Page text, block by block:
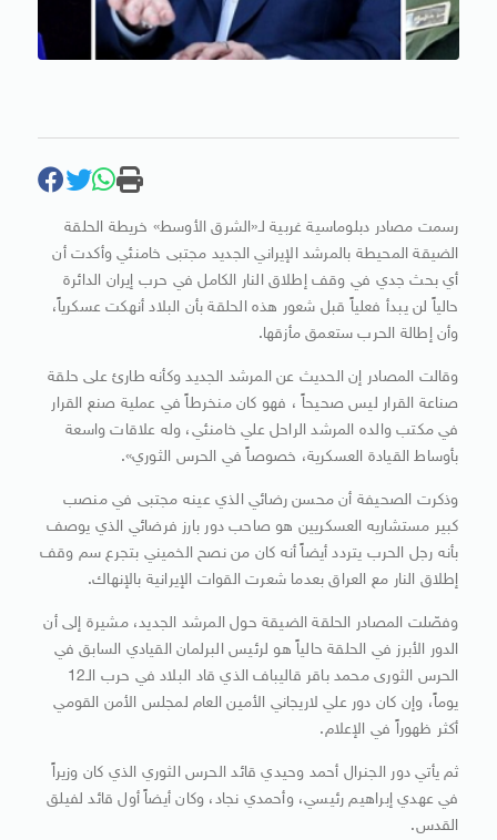
رسمت مصادر دبلوماسية غربية لـ«الشرق الأوسط» خريطة الحلقة
الضيقة المحيطة بالمرشد الإيراني الجديد مجتبى خامنئي وأكدت أن
أي بحث جدي في وقف إطلاق النار الكامل في حرب إيران الدائرة
حالياً لن يبدأ فعلياً قبل شعور هذه الحلقة بأن البلاد أنهكت عسكرياً،
وأن إطالة الحرب ستعمق مأزقها.
وقالت المصادر إن الحديث عن المرشد الجديد وكأنه طارئ على حلقة
صناعة القرار ليس صحيحاً ، فهو كان منخرطاً في عملية صنع القرار
في مكتب والده المرشد الراحل علي خامنئي، وله علاقات واسعة
بأوساط القيادة العسكرية، خصوصاً في الحرس الثوري».
وذكرت الصحيفة أن محسن رضائي الذي عينه مجتبى في منصب
كبير مستشاريه العسكريين هو صاحب دور بارز فرضائي الذي يوصف
بأنه رجل الحرب يتردد أيضاً أنه كان من نصح الخميني بتجرع سم وقف
إطلاق النار مع العراق بعدما شعرت القوات الإيرانية بالإنهاك.
وفصّلت المصادر الحلقة الضيقة حول المرشد الجديد، مشيرة إلى أن
الدور الأبرز في الحلقة حالياً هو لرئيس البرلمان القيادي السابق في
الحرس الثورى محمد باقر قاليباف الذي قاد البلاد في حرب الـ12
يوماً، وإن كان دور علي لاريجاني الأمين العام لمجلس الأمن القومي
أكثر ظهوراً في الإعلام.
ثم يأتي دور الجنرال أحمد وحيدي قائد الحرس الثوري الذي كان وزيراً
في عهدي إبراهيم رئيسي، وأحمدي نجاد، وكان أيضاً أول قائد لفيلق
القدس.